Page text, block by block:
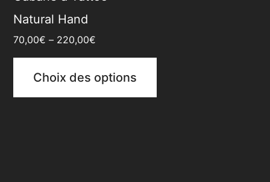
Natural Hand
70,00€ – 220,00€
Choix des options